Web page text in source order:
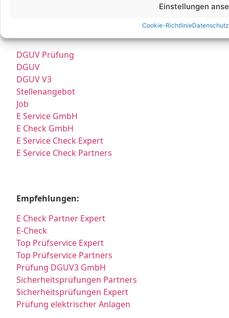
Einstellungen
Cookie-RichtlinieDatenschutz
Partner:
DGUV Prüfung
DGUV
DGUV V3
Stellenangebot
Job
E Service GmbH
E Check GmbH
E Service Check Expert
E Service Check Partners
Empfehlungen:
E Check Partner Expert
E-Check
Top Prüfservice Expert
Top Prüfservice Partners
Prüfung DGUV3 GmbH
Sicherheitsprüfungen Partners
Sicherheitsprüfungen Expert
Prüfung elektrischer Anlagen